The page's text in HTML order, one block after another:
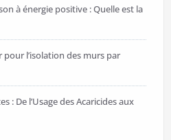
à énergie positive : Quelle est la
l’isolation des murs par
: De l’Usage des Acaricides aux